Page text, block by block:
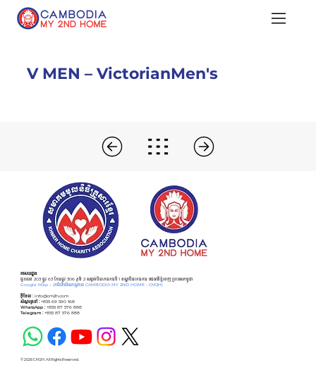
V MEN – VictorianMen's
អាសយដ្ឋាន
ផ្ទះលេខ 203 ផ្លូវ 63 កែងផ្លូវ 306 ភូមិ 2 សង្កាត់បឹងកេងកងទី 1 ខណ្ឌបឹងកេងកង រាជធានីភ្នំពេញ ប្រទេសកម្ពុជា
Google Map –(ការិយាល័យកណ្ដាល CAMBODIA MY 2ND HOME - CM2H)
អ៊ីមែល : info@cm2h.com
សំណួរទូទៅ :+855 69 590 168
WhatsApp :+855 87 576 888
Telegram :+855 87 576 888
© 2026 CM2H. All Rights Reserved.